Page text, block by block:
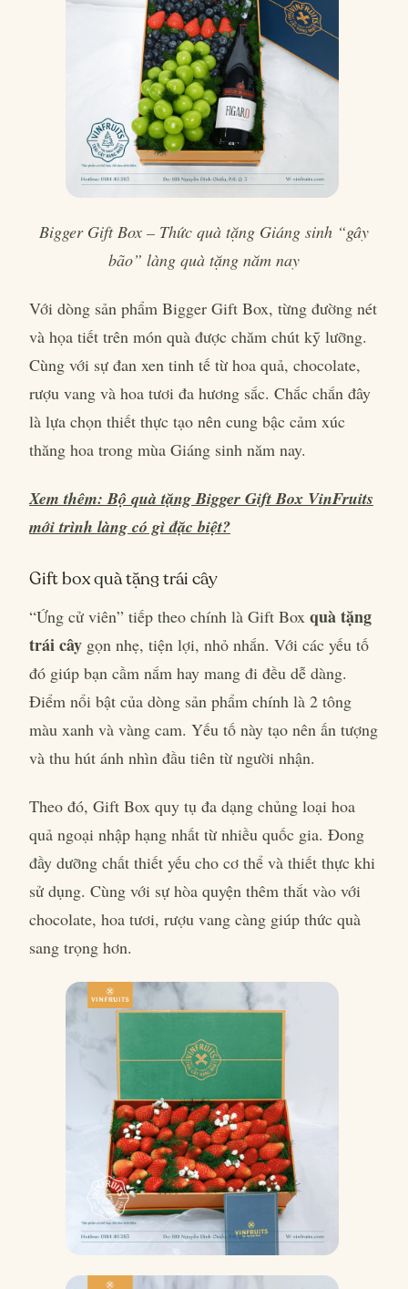
Bigger Gift Box – Thức quà tặng Giáng sinh “gây
bão” làng quà tặng năm nay
Với dòng sản phẩm Bigger Gift Box, từng đường nét
và họa tiết trên món quà được chăm chút kỹ lưỡng.
Cùng với sự đan xen tinh tế từ hoa quả, chocolate,
rượu vang và hoa tươi đa hương sắc. Chắc chắn đây
là lựa chọn thiết thực tạo nên cung bậc cảm xúc
thăng hoa trong mùa Giáng sinh năm nay.
Xem thêm: Bộ quà tặng Bigger Gift Box VinFruits
mới trình làng có gì đặc biệt?
Gift box quà tặng trái cây
“Ứng cử viên” tiếp theo chính là Gift Box quà tặng
trái cây gọn nhẹ, tiện lợi, nhỏ nhắn. Với các yếu tố
đó giúp bạn cầm nắm hay mang đi đều dễ dàng.
Điểm nổi bật của dòng sản phẩm chính là 2 tông
màu xanh và vàng cam. Yếu tố này tạo nên ấn tượng
và thu hút ánh nhìn đầu tiên từ người nhận.
Theo đó, Gift Box quy tụ đa dạng chủng loại hoa
quả ngoại nhập hạng nhất từ nhiều quốc gia. Đong
đầy dưỡng chất thiết yếu cho cơ thể và thiết thực khi
sử dụng. Cùng với sự hòa quyện thêm thắt vào với
chocolate, hoa tươi, rượu vang càng giúp thức quà
sang trọng hơn.